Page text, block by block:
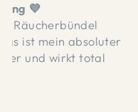
elegante
Ich bin extrem
Ohrringen. Sie
passen für jeden